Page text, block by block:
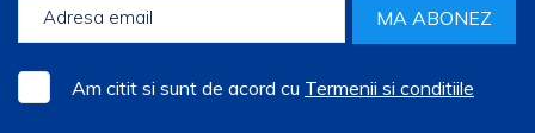
MA ABONEZ
Am citit si sunt de acord cu Termenii si conditiile